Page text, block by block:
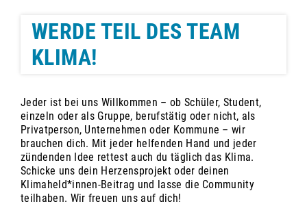
WERDE TEIL DES TEAM
KLIMA!
Jeder ist bei uns Willkommen – ob Schüler, Student,
einzeln oder als Gruppe, berufstätig oder nicht, als
Privatperson, Unternehmen oder Kommune – wir
brauchen dich. Mit jeder helfenden Hand und jeder
zündenden Idee rettest auch du täglich das Klima.
Schicke uns dein Herzensprojekt oder deinen
Klimaheld*innen-Beitrag und lasse die Community
teilhaben. Wir freuen uns auf dich!